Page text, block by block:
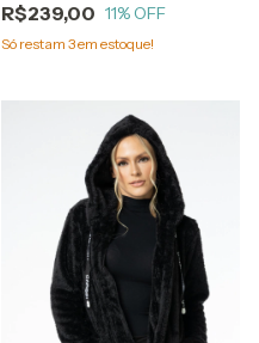
R$239,00 11% OFF
Só restam 3em estoque!